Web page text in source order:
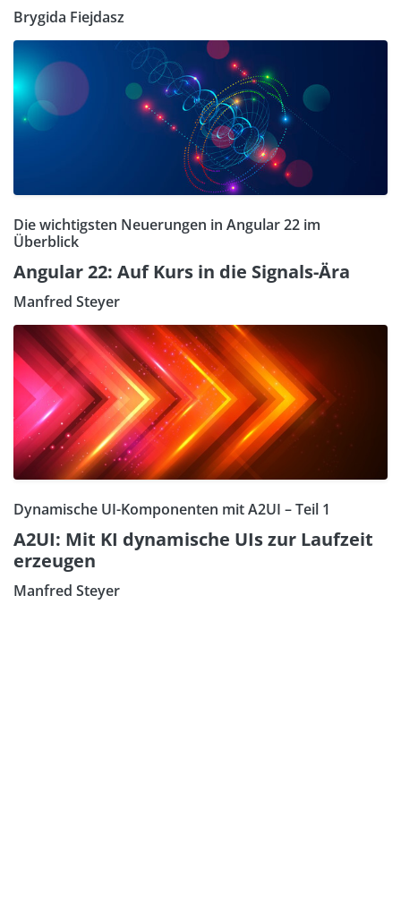
Brygida Fiejdasz
Die wichtigsten Neuerungen in Angular 22 im
Überblick
Angular 22: Auf Kurs in die Signals-Ära
Manfred Steyer
Dynamische UI-Komponenten mit A2UI – Teil 1
A2UI: Mit KI dynamische UIs zur Laufzeit
erzeugen
Manfred Steyer